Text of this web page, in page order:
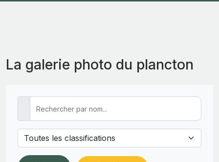
La galerie photo du plancton